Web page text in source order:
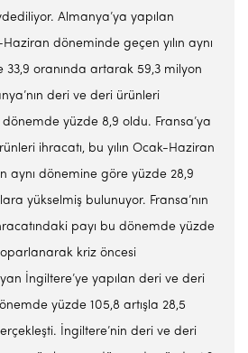
Almanya’ya yapılan
Haziran döneminde geçen yılın aynı
oranında artarak 59,3 milyon
deri ve deri ürünleri
yüzde 8,9 oldu. Fransa’ya
ihracatı, bu yılın Ocak-Haziran
aynı dönemine göre yüzde 28,9
yükselmiş bulunuyor. Fransa’nın
payı bu dönemde yüzde
kriz öncesi
İngiltere’ye yapılan deri ve deri
yüzde 105,8 artışla 28,5
İngiltere’nin deri ve deri